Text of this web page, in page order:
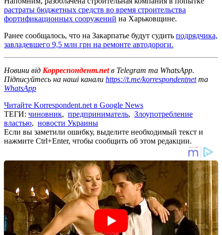
растраты бюджетных средств во время строительства
фортификационных сооружений на Харьковщине.
Ранее сообщалось, что на Закарпатье будут судить подрядчика,
завладевшего 9,5 млн грн на ремонте автодороги.
Новини від Корреспондент.netв Telegram та WhatsApp.
Підписуйтесь на наші канали https://t.me/korrespondentnetта
WhatsApp
Читайте Korrespondent.net в Google News
ТЕГИ: чиновник, предприниматель, Злоупотребление
властью, новости Украины
Если вы заметили ошибку, выделите необходимый текст и
нажмите Ctrl+Enter, чтобы сообщить об этом редакции.